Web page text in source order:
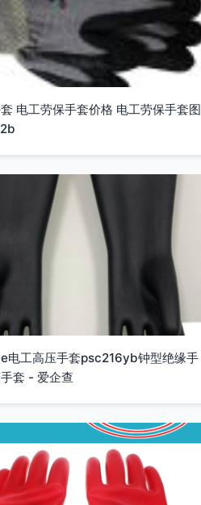
电工劳保手套价格 电工劳保手套图
电工高压手套psc216yb钟型绝缘手
套 - 爱企查